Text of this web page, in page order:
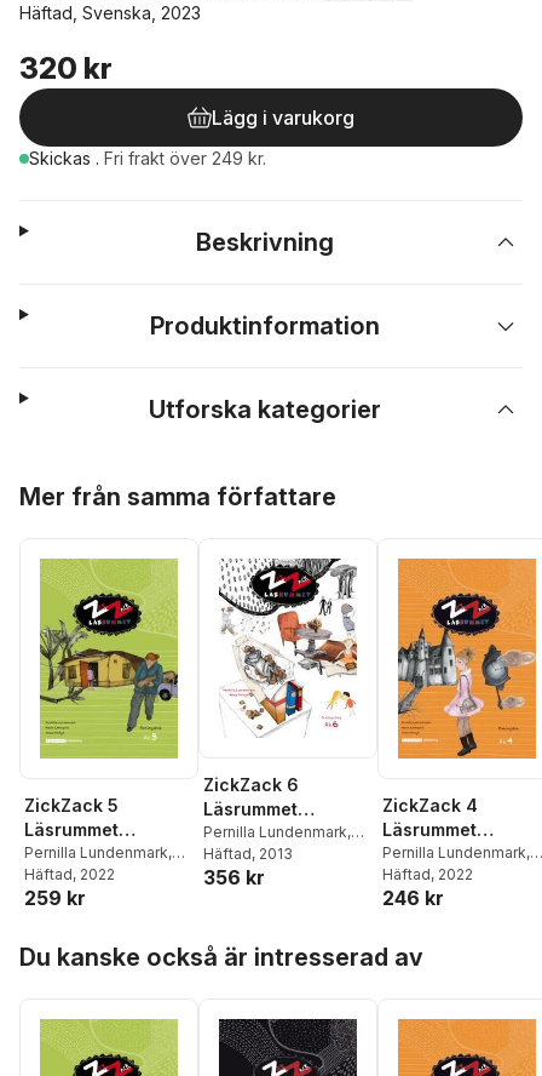
Häftad, Svenska, 2023
320 kr
Lägg i varukorg
Skickas . Fri frakt över 249 kr.
Beskrivning
Produktinformation
Utforska kategorier
Mer från samma författare
ZickZack 5
Läsrummet
Övningsbok,
version 2
Pernilla Lundenmark,
Anna Modigh
Lönnqvist
Häftad, 2022
259 kr
ZickZack 6
Läsrummet
Textsamling
Pernilla Lundenmark,
Anna Modigh
Häftad, 2013
356 kr
ZickZack 4
Läsrummet
Övningsbok,
version 2
Pernilla Lundenmark,
Anna Modigh
Lönnqvist
Häftad, 2022
246 kr
Du kanske också är intresserad av